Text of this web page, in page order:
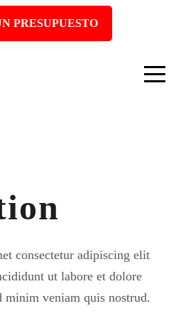
PRESUPUESTO
consectetur adipiscing elit
ut labore et dolore
minim veniam quis nostrud.